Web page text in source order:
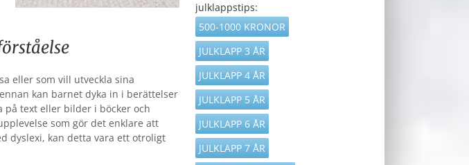
eller som vill utveckla sina
kan barnet dyka in i berättelser
på text eller bilder i böcker och
som gör det enklare att
dyslexi, kan detta vara ett otroligt
julklappstips:
500-1000 KRONOR
JULKLAPP 3 ÅR
JULKLAPP 4 ÅR
JULKLAPP 5 ÅR
JULKLAPP 6 ÅR
JULKLAPP 7 ÅR